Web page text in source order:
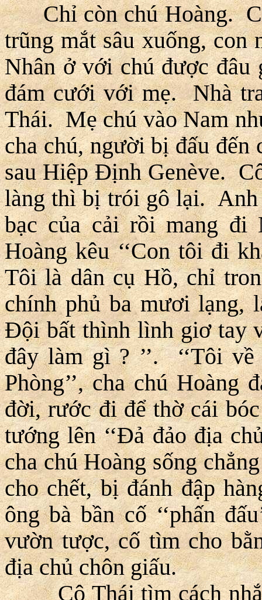
Chỉ còn chú Hoàng.
trũng mắt sâu xuống,
Nhân ở với chú được đâu
đám cưới với mẹ. Nhà
Thái. Mẹ chú vào Nam
cha chú, người bị đấu đến
sau Hiệp Ðịnh Genève.
làng thì bị trói gô lại. Anh
bạc của cải rồi mang đi
Hoàng kêu ‘‘Con tôi đi
Tôi là dân cụ Hồ, chỉ
chính phủ ba mươi lạng,
Ðội bất thình lình giơ tay
đây làm gì ? ’’. ‘‘Tôi
Phòng’’, cha chú
đời, rước đi để thờ cái
tướng lên ‘‘Ðả đảo địa
cha chú Hoàng sống
cho chết, bị đánh đập
ông bà bần cố ‘‘phấn
vườn tược, cố tìm cho
địa chủ chôn giấu.
Cô Thái tìm cách nhắn